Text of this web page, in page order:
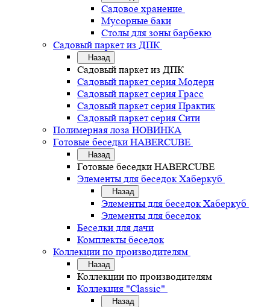
Садовое хранение
Мусорные баки
Столы для зоны барбекю
Садовый паркет из ДПК
Назад
Садовый паркет из ДПК
Садовый паркет серия Mодерн
Садовый паркет серия Грасс
Садовый паркет серия Практик
Садовый паркет серия Сити
Полимерная лоза НОВИНКА
Готовые беседки HABERCUBE
Назад
Готовые беседки HABERCUBE
Элементы для беседок Хаберкуб
Назад
Элементы для беседок Хаберкуб
Элементы для беседок
Беседки для дачи
Комплекты беседок
Коллекции по производителям
Назад
Коллекции по производителям
Коллекция "Classic"
Назад